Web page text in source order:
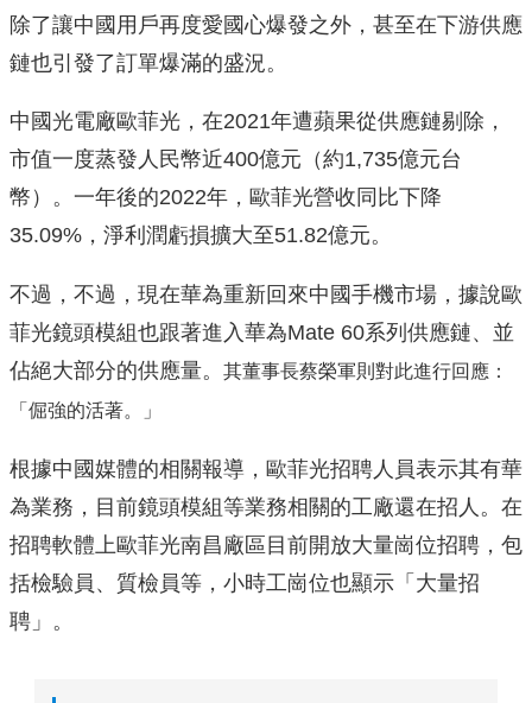
除了讓中國用戶再度愛國心爆發之外，甚至在下游供應
鏈也引發了訂單爆滿的盛況。
中國光電廠歐菲光，在2021年遭蘋果從供應鏈剔除，
市值一度蒸發人民幣近400億元（約1,735億元台
幣）。一年後的2022年，歐菲光營收同比下降
35.09%，淨利潤虧損擴大至51.82億元。
不過，不過，現在華為重新回來中國手機市場，據說歐
菲光鏡頭模組也跟著進入華為Mate 60系列供應鏈、並
佔絕大部分的供應量。 其董事長蔡榮軍則對此進行回應：
「倔強的活著。」
根據中國媒體的相關報導，歐菲光招聘人員表示其有華
為業務，目前鏡頭模組等業務相關的工廠還在招人。在
招聘軟體上歐菲光南昌廠區目前開放大量崗位招聘，包
括檢驗員、質檢員等，小時工崗位也顯示「大量招
聘」。